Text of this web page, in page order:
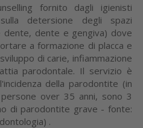
fornito dagli igienisti
detersione degli spazi
dente e gengiva) dove
a formazione di placca e
di carie, infiammazione
parodontale. Il servizio è
della parodontite (in
over 35 anni, sono 3
di parodontite grave - fonte:
.